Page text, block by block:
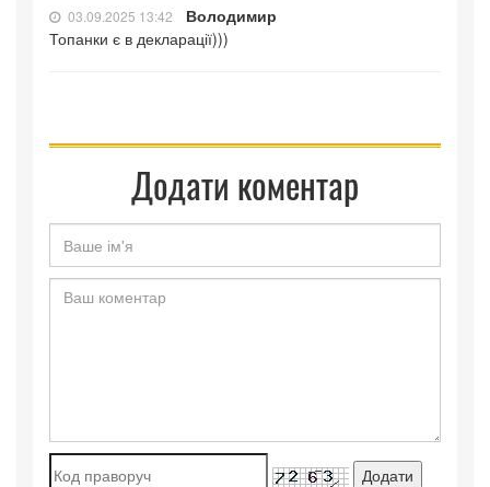
03.09.2025 13:42
Володимир
Топанки є в декларації)))
Додати коментар